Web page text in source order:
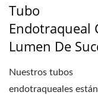
Tubo
Endotraqueal
Lumen De
Nuestros tubos
endotraqueales están